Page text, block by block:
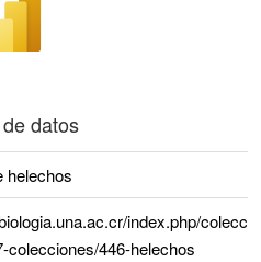
datos
helechos
index.php/
colecciones/446-helechos